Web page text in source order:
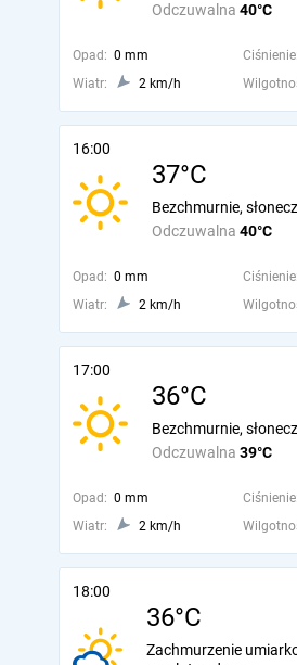
Odczuwalna 40°C
Opad: 0 mm Ciśnienie:
Wiatr:
2 km/h
16:00
37°C
Odczuwalna 40°C
Bezchmurnie,
Opad: 0 mm Ciśnienie:
Wiatr:
2 km/h
17:00
36°C
Odczuwalna 39°C
Bezchmurnie,
Opad: 0 mm Ciśnienie:
Wiatr:
2 km/h
18:00
36°C
Zachmurzenie